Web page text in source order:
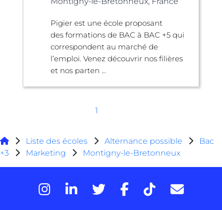
Pigier est une école proposant
des formations de BAC à BAC +5 qui
correspondent au marché de
l’emploi. Venez découvrir nos filières
et nos parten ...
1
Liste des écoles Alternance possible
Bac
+3
Marketing Montigny-le-Bretonneux